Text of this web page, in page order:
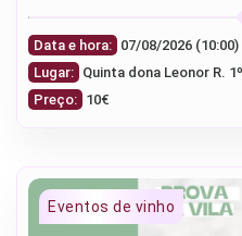
Data e hora:
Lugar: Quinta dona Leonor R.
Preço: 10€